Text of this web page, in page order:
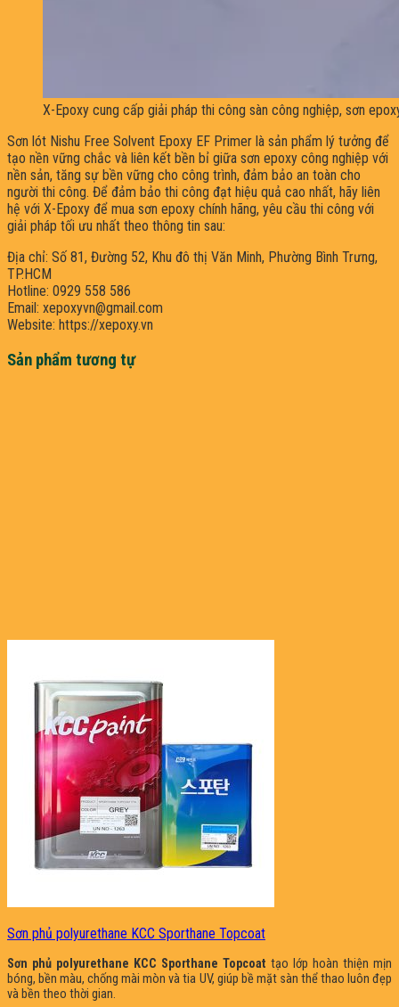
X-Epoxy cung cấp giải pháp thi công sàn công nghiệp, sơn
Sơn lót Nishu Free Solvent Epoxy EF Primer là sản phẩm lý tưởng để
tạo nền vững chắc và liên kết bền bỉ giữa sơn epoxy công nghiệp với
nền sản, tăng sự bền vững cho công trình, đảm bảo an toàn cho
người thi công. Để đảm bảo thi công đạt hiệu quả cao nhất, hãy liên
hệ với X-Epoxy để mua sơn epoxy chính hãng, yêu cầu thi công với
giải pháp tối ưu nhất theo thông tin sau:
Địa chỉ: Số 81, Đường 52, Khu đô thị Văn Minh, Phường Bình Trưng,
TP.HCM
Hotline: 0929 558 586
Email: xepoxyvn@gmail.com
Website: https://xepoxy.vn
Sản phẩm tương tự
Sơn phủ polyurethane KCC Sporthane Topcoat
Sơn phủ polyurethane KCC Sporthane Topcoat tạo lớp hoàn thiện mịn
bóng, bền màu, chống mài mòn và tia UV, giúp bề mặt sàn thể thao luôn đẹp
và bền theo thời gian.